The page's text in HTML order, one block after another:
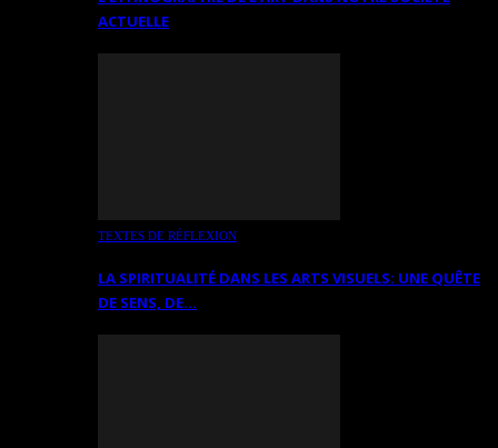
ACTUELLE
TEXTES DE RÉFLEXION
LA SPIRITUALITÉ DANS LES ARTS VISUELS: UNE QUÊTE
DE SENS, DE…